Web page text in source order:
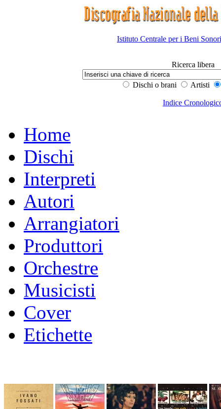
Istituto Centrale per i Beni
Ricerca libera
Dischi o brani Artisti
Indice
Home
Dischi
Interpreti
Autori
Arrangiatori
Produttori
Orchestre
Musicisti
Cover
Etichette